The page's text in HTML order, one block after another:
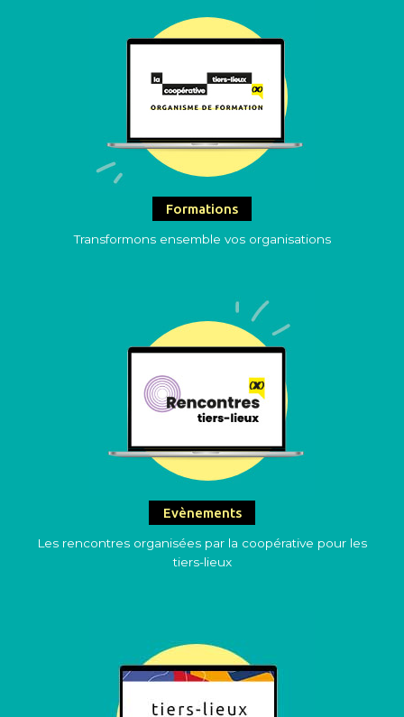
Formations
Transformons ensemble vos organisations
Evènements
Les rencontres organisées par la coopérative pour les
tiers-lieux